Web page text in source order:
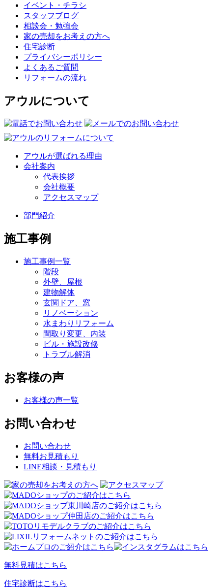
イベント・チラシ
スタッフブログ
相談会・勉強会
家の売却をお考えの方へ
住宅診断
プライバシーポリシー
よくあるご質問
リフォームの流れ
アウルについて
アウルが選ばれる理由
会社案内
代表挨拶
会社概要
アクセスマップ
部門紹介
施工事例
施工事例一覧
階段
外壁、屋根
建物解体
玄関ドア、窓
リノベーション
水まわりリフォーム
間取り変更、内装
ビル・施設改修
トラブル解消
お客様の声
お客様の声一覧
お問い合わせ
お問い合わせ
無料お見積もり
LINE相談・見積もり
無料見積はこちら
住宅診断はこちら